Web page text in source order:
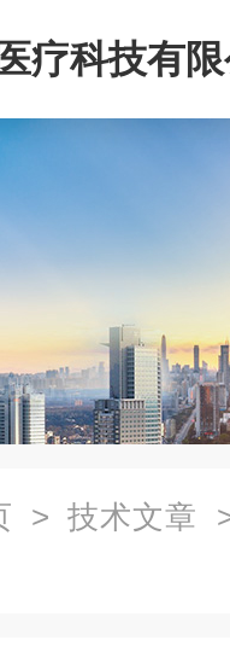
疗科技有
> 技术文章